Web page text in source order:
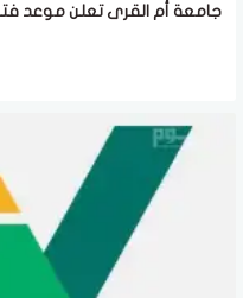
جامعة أم القرى تعلن موعد فتح